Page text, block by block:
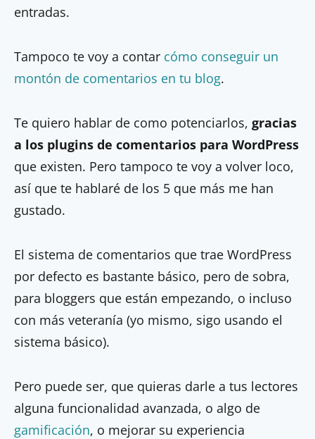
entradas.
Tampoco te voy a contar cómo conseguir un
montón de comentarios en tu blog.
Te quiero hablar de como potenciarlos, gracias
a los plugins de comentarios para WordPress
que existen. Pero tampoco te voy a volver loco,
así que te hablaré de los 5 que más me han
gustado.
El sistema de comentarios que trae WordPress
por defecto es bastante básico, pero de sobra,
para bloggers que están empezando, o incluso
con más veteranía (yo mismo, sigo usando el
sistema básico).
Pero puede ser, que quieras darle a tus lectores
alguna funcionalidad avanzada, o algo de
gamificación, o mejorar su experiencia